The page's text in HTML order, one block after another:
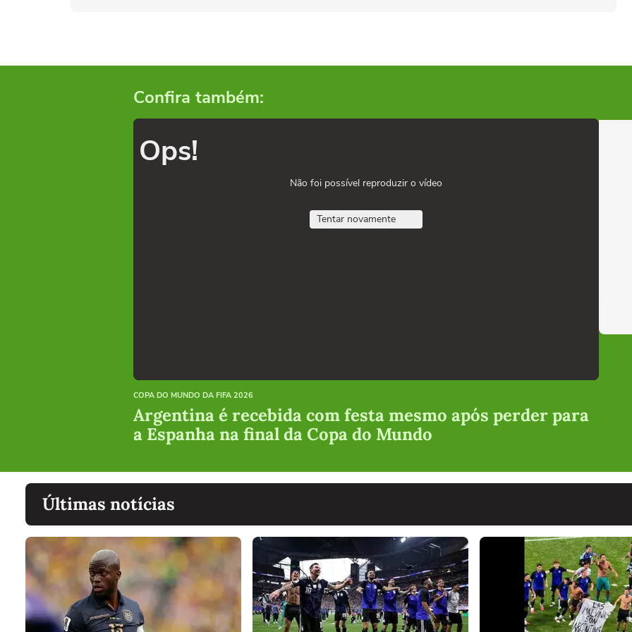
Confira também:
Ops!
Não foi possível reproduzir o vídeo
Tentar novamente
COPA DO MUNDO DA FIFA 2026
Argentina é recebida com festa mesmo após perder para
a Espanha na final da Copa do Mundo
Últimas notícias